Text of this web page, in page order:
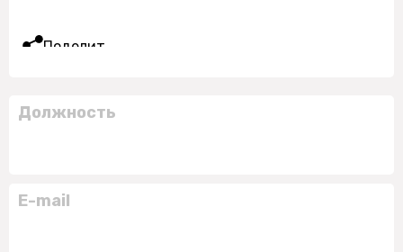
Поделиться
Должность
E-mail